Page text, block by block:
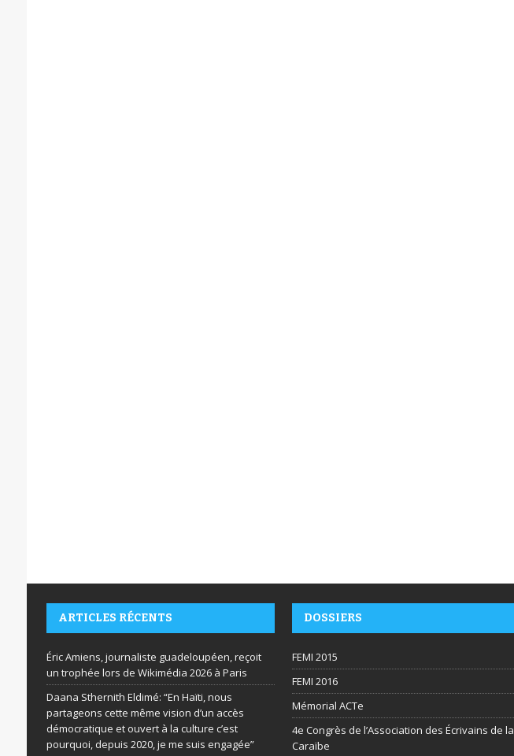
ARTICLES RÉCENTS
Éric Amiens, journaliste guadeloupéen, reçoit
un trophée lors de Wikimédia 2026 à Paris
Daana Sthernith Eldimé: “En Haïti, nous
partageons cette même vision d’un accès
démocratique et ouvert à la culture c’est
pourquoi, depuis 2020, je me suis engagée”
DOSSIERS
FEMI 2015
FEMI 2016
Mémorial ACTe
4e Congrès de l’Association des Écrivains de la
Caraïbe